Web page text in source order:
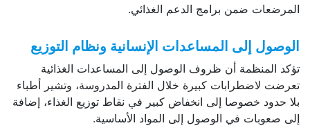
المرضعات ضمن برامج الدعم الغذائي.
الوصول إلى المساعدات الإنسانية ونظام التوزيع
تؤكد المنظمة أن ظروف الوصول إلى المساعدات الغذائية
تعرضت لاضطرابات كبيرة خلال الفترة المدروسة، وتشير أطباء
بلا حدود خصوصا إلى انخفاض كبير في نقاط توزيع الغذاء، إضافة
إلى صعوبات في الوصول إلى المواد الأساسية.